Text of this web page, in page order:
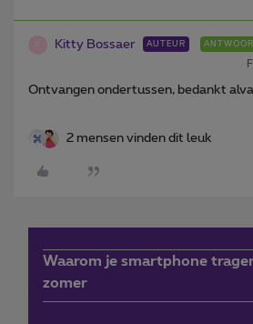
Kitty Bossaer AUTEUR
Ontvangen ondertussen, bedankt
2 mensen vinden dit leuk
Waarom je smartphone
zomer